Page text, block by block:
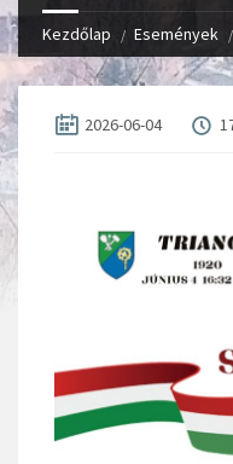
Kezdőlap Események
2026-06-04